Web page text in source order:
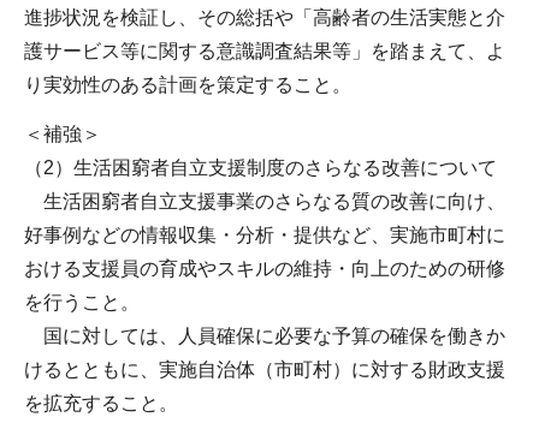
進捗状況を検証し、その総括や「高齢者の生活実態と介
護サービス等に関する意識調査結果等」を踏まえて、よ
り実効性のある計画を策定すること。
＜補強＞
（2）生活困窮者自立支援制度のさらなる改善について
生活困窮者自立支援事業のさらなる質の改善に向け、
好事例などの情報収集・分析・提供など、実施市町村に
おける支援員の育成やスキルの維持・向上のための研修
を行うこと。
国に対しては、人員確保に必要な予算の確保を働きか
けるとともに、実施自治体（市町村）に対する財政支援
を拡充すること。